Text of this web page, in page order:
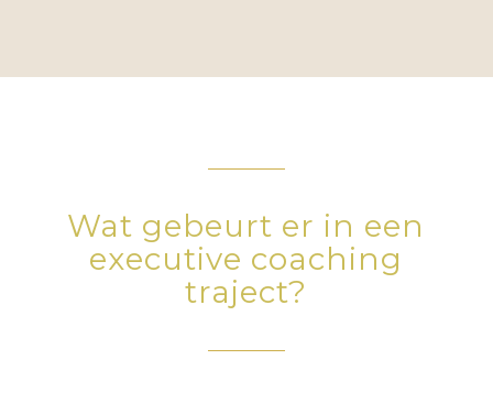
Wat gebeurt er in een
executive coaching
traject?